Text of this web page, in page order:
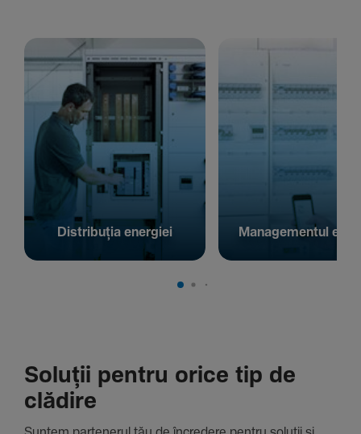
Distribuția energiei Managementul
Soluții pentru orice tip de
clădire